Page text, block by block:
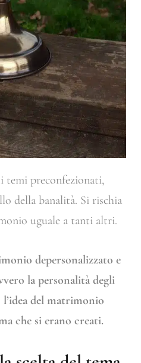
temi preconfezionati,
della banalità. Si rischia
uguale a tanti altri.
depersonalizzato e
la personalità degli
del matrimonio
che si erano creati.